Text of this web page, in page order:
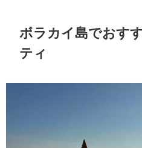
ボラカイ島でおす
ティ